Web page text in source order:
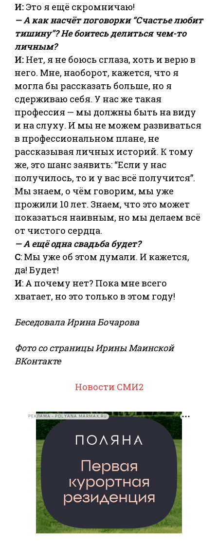
И: Это я ещё скромничаю!
— А как насчёт поговорки “Счастье любит
тишину”? Не боитесь делиться чем-то
личным?
И: Нет, я не боюсь сглаза, хоть и верю в
него. Мне, наоборот, кажется, что я
могла бы рассказать больше, но я
сдерживаю себя. У нас же такая
профессия — мы должны быть на виду
и на слуху. И мы не можем развиваться
в профессиональном плане, не
рассказывая личных историй. К тому
же, это шанс заявить: “Если у нас
получилось, то и у вас всё получится”.
Мы знаем, о чём говорим, мы уже
прожили 10 лет. Знаем, что это может
показаться наивным, но мы делаем всё
от чистого сердца.
— А ещё одна свадьба будет?
С: Мы уже об этом думали. И кажется,
да! Будет!
И: А почему нет? Пока мне всего
хватает, но это только в этом году!
Беседовала Ирина Бочарова
Фото со страницы Ирины Маинской
ВКонтакте
Новости СМИ2
РЕКЛАМА • POLYANA.MARMAX.RU